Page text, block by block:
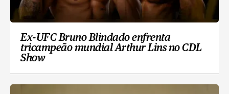
Ex-UFC Bruno Blindado enfrenta
tricampeão mundial Arthur Lins no CDL
Show